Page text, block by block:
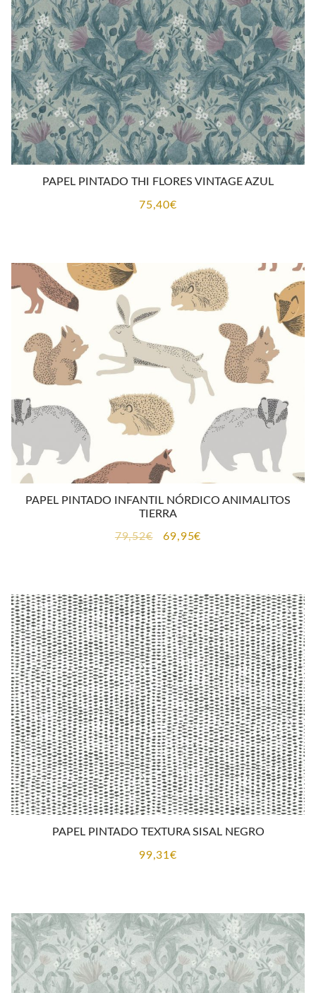
PAPEL PINTADO THI FLORES VINTAGE AZUL
75,40€
PAPEL PINTADO INFANTIL NÓRDICO ANIMALITOS
TIERRA
79,52€
El
era:
79,52€.
69,95€
es:
69,95€.
PAPEL PINTADO TEXTURA SISAL NEGRO
99,31€